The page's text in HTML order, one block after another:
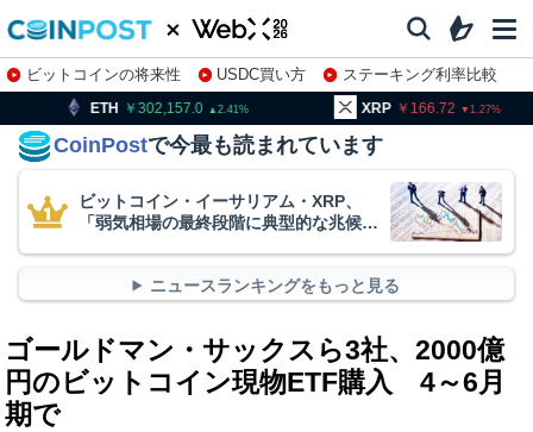
ビットコインの将来性 USDC買い方
ステーキング利率比較
株特集・関連銘柄
2.41 XRP 1.27 BNB
CoinPostで今最も読まれています
ビットコイン・イーサリアム・XRP、
「弱気相場の最終段階に典型的な兆候」
ニュースランキングをもっと見る
ゴールドマン・サックスら3社、2000億
円のビットコイン現物ETF購入 4～6月
期で